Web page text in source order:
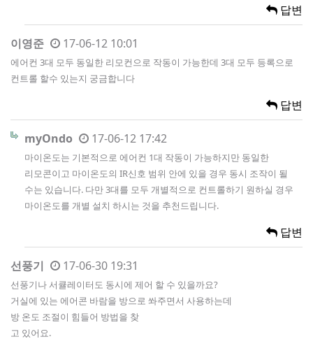
답변
이영준 17-06-12 10:01
에어컨 3대 모두 동일한 리모컨으로 작동이 가능한데 3대 모두 등록으로
컨트롤 할수 있는지 궁금합니다
답변
myOndo 17-06-12 17:42
마이온도는 기본적으로 에어컨 1대 작동이 가능하지만 동일한
리모콘이고 마이온도의 IR신호 범위 안에 있을 경우 동시 조작이 될
수는 있습니다. 다만 3대를 모두 개별적으로 컨트롤하기 원하실 경우
마이온도를 개별 설치 하시는 것을 추천드립니다.
답변
선풍기 17-06-30 19:31
선풍기나 서큘레이터도 동시에 제어 할 수 있을까요?
거실에 있는 에어콘 바람을 방으로 쏴주면서 사용하는데
방 온도 조절이 힘들어 방법을 찾
고 있어요.